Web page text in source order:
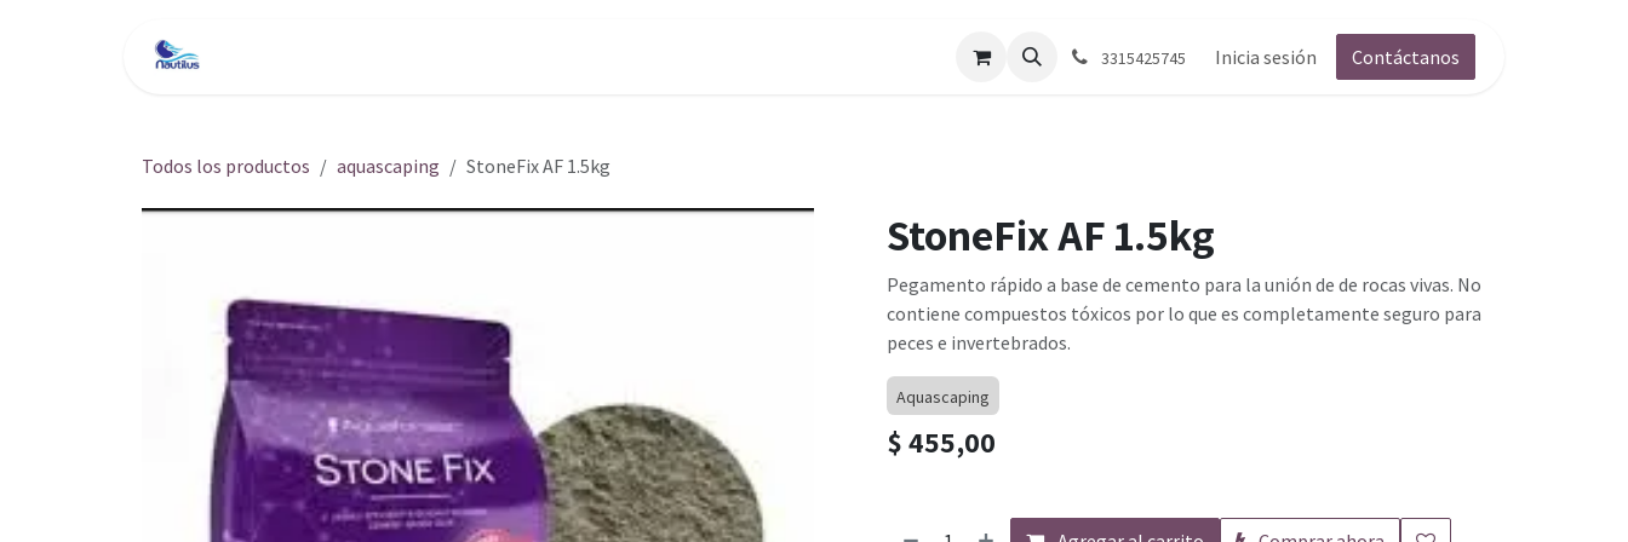
Solicitar cotizacion Blog Contáctenos
3315425745 Inicia sesión Contáctanos
Todos los productos aquascaping StoneFix AF 1.5kg
StoneFix AF 1.5kg
Pegamento rápido a base de cemento para la unión de de rocas vivas. No
contiene compuestos tóxicos por lo que es completamente seguro para
peces e invertebrados.
Aquascaping
$455,00